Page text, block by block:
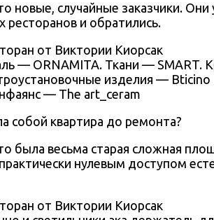
новые, случайные заказчики.
ресторанов и обратились.
— ORNAMITA. Ткани — SMART.
изделия —
— The art_ceram
собой квартира до ремонта?
была весьма старая сложная
нулевым доступом